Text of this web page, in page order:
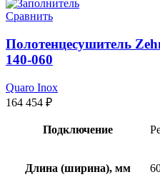
Сравнить
Полотенцесушитель
140-060
Quaro Inox
164 454 ₽
Подключение
Длина (ширина), мм